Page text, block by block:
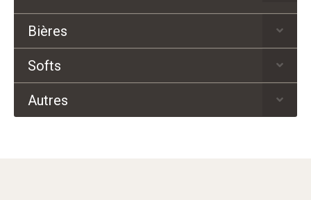
Bières
Softs
Autres